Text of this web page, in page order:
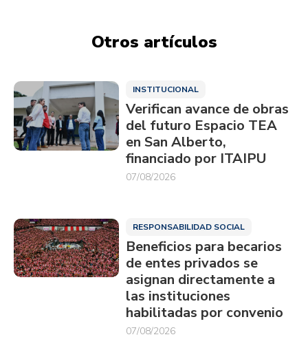
Otros artículos
INSTITUCIONAL
Verifican avance de obras
del futuro Espacio TEA
en San Alberto,
financiado por ITAIPU
07/08/2026
RESPONSABILIDAD SOCIAL
Beneficios para becarios
de entes privados se
asignan directamente a
las instituciones
habilitadas por convenio
07/08/2026